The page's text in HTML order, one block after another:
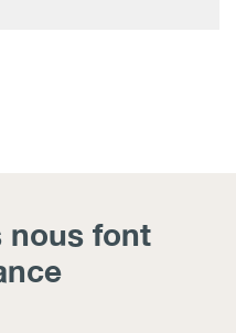
nous font